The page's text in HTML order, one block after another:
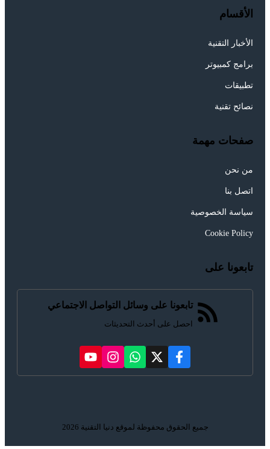
الأقسام
الأخبار التقنية
برامج كمبيوتر
تطبيقات
نصائح تقنية
صفحات مهمة
من نحن
اتصل بنا
سياسة الخصوصية
Cookie Policy
تابعونا على
تابعونا على وسائل التواصل الاجتماعي
احصل على أحدث التحديثات
جميع الحقوق محفوظة لموقع دنيا التقنية 2026